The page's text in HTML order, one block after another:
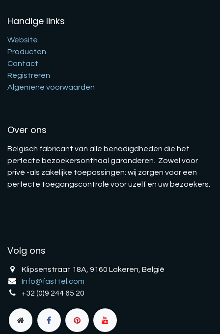
Handige links
Website
Producten
Contact
Registreren
Algemene voorwaarden
Over ons
Belgisch fabricant van alle benodigdheden die het
perfecte bezoekersonthaal garanderen. Zowel voor
privé -als zakelijke toepassingen: wij zorgen voor een
perfecte toegangscontrole voor uzelf en uw bezoekers.
Volg ons
Klipsenstraat 18A, 9160 Lokeren, België
Info@fasttel.com
+32 (0)9 244 65 20